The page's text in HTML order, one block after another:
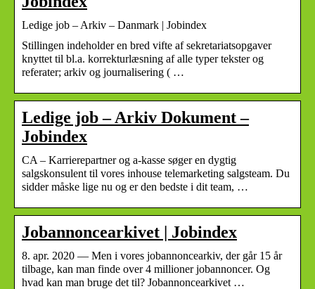
Ledige job – Arkiv – Danmark | Jobindex
Stillingen indeholder en bred vifte af sekretariatsopgaver
knyttet til bl.a. korrekturlæsning af alle typer tekster og
referater; arkiv og journalisering ( …
Ledige job – Arkiv Dokument –
Jobindex
CA – Karrierepartner og a-kasse søger en dygtig
salgskonsulent til vores inhouse telemarketing salgsteam. Du
sidder måske lige nu og er den bedste i dit team, …
Jobannoncearkivet | Jobindex
8. apr. 2020 — Men i vores jobannoncearkiv, der går 15 år
tilbage, kan man finde over 4 millioner jobannoncer. Og
hvad kan man bruge det til? Jobannoncearkivet …